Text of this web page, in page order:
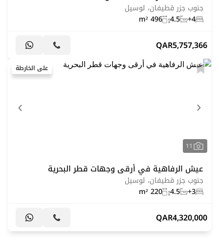
جنوب جزر قطيفان، لوسيل
4+
4.5
496 m²
5,757,366
QAR
على الخارطة
11
عيش الرفاهية في أرقى وجهات قطر البحرية
جنوب جزر قطيفان، لوسيل
3+
4.5
220 m²
4,320,000
QAR